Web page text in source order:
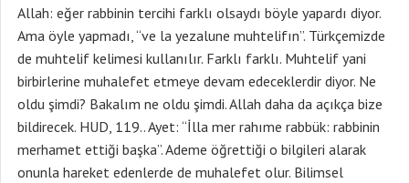
Allah: eğer rabbinin tercihi farklı olsaydı böyle yapardı diyor.
Ama öyle yapmadı, “ve la yezalune muhtelifın”. Türkçemizde
de muhtelif kelimesi kullanılır. Farklı farklı. Muhtelif yani
birbirlerine muhalefet etmeye devam edeceklerdir diyor. Ne
oldu şimdi? Bakalım ne oldu şimdi. Allah daha da açıkça bize
bildirecek. HUD, 119.. Ayet: “İlla mer rahıme rabbük: rabbinin
merhamet ettiği başka”. Ademe öğrettiği o bilgileri alarak
onunla hareket edenlerde de muhalefet olur. Bilimsel